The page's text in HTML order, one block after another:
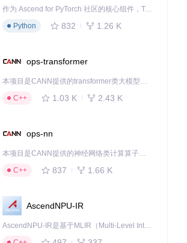
作为 Ascend for PyTorch 社区的核心组件，TorchNPU 是昇腾专为 PyTorch 打造的深度学习适配插件，使 PyTorch 框架能够直接调用昇腾 NPU，为开发者提供昇腾 AI 处理器的超强算力。
Python
832 1.26 K
ops-transformer
本项目是CANN提供的transformer类大模型算子库，实现网络在NPU上加速计算。
C++
1.03 K 2.43 K
ops-nn
本项目是CANN提供的神经网络类计算算子库，实现网络在NPU上加速计算。
C++
837 1.66 K
AscendNPU-IR
AscendNPU-IR是基于MLIR（Multi-Level Intermediate Representation）构建的，面向昇腾亲和算子编译时使用的中间表示，提供昇腾完备表达能力，通过编译优化提升昇腾AI处理器计算效率，支持通过生态框架使能昇腾AI处理器与深度调优